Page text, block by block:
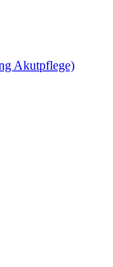
Akutpflege)